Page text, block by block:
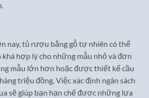
nay, tủ rượu bằng gỗ tự nhiên có thể
hợp lý cho những mẫu nhỏ và đơn
mẫu lớn hơn hoặc được thiết kế cầu
triệu đồng. Việc xác định ngân sách
sẽ giúp bạn hạn chế được những lựa